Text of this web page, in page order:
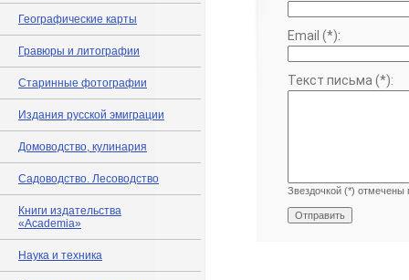
Географические карты
Гравюры и литографии
Старинные фотографии
Издания русской эмиграции
Домоводство, кулинария
Садоводство. Лесоводство
Книги издательства
«Academia»
Наука и техника
Email (*):
Текст письма (*):
Звездочкой (*) отмечены